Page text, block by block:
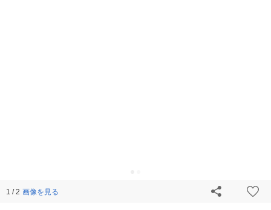
1 / 2 画像を見る